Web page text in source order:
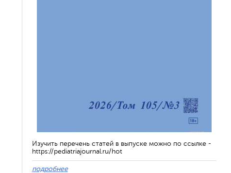
Изучить перечень статей в выпуске можно по ссылке -
https://pediatriajournal.ru/hot
подробнее